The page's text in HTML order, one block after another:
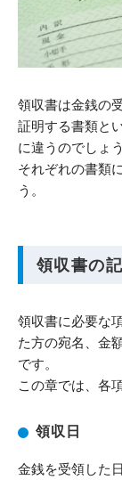
領収書は金銭の
証明する書類と
に違うのでしょう
それぞれの書類
う。
領収書の
領収書に必要な
た方の宛名、金
です。
この章では、各
領収日
金銭を受領した